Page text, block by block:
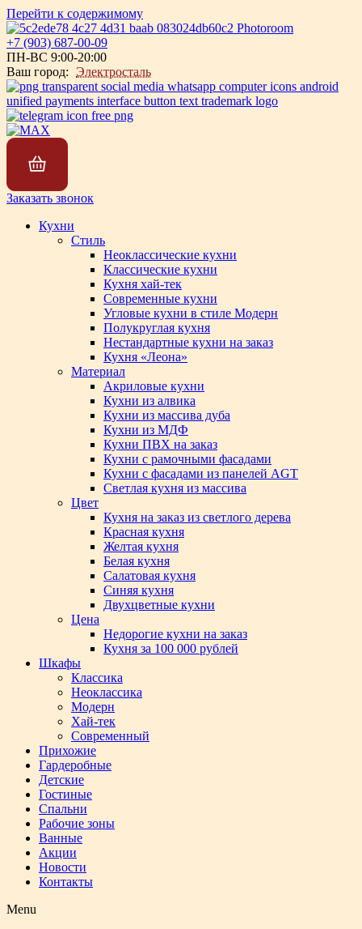
Перейти к содержимому
+7 (903) 687-00-09
ПН-ВС 9:00-20:00
Ваш город:
Электросталь
Заказать звонок
Кухни
Стиль
Неоклассические кухни
Классические кухни
Кухня хай-тек
Современные кухни
Угловые кухни в стиле Модерн
Полукруглая кухня
Нестандартные кухни на заказ
Кухня «Леона»
Материал
Акриловые кухни
Кухни из алвика
Кухни из массива дуба
Кухни из МДФ
Кухни ПВХ на заказ
Кухни с рамочными фасадами
Кухни с фасадами из панелей AGT
Светлая кухня из массива
Цвет
Кухня на заказ из светлого дерева
Красная кухня
Желтая кухня
Белая кухня
Салатовая кухня
Синяя кухня
Двухцветные кухни
Цена
Недорогие кухни на заказ
Кухня за 100 000 рублей
Шкафы
Классика
Неоклассика
Модерн
Хай-тек
Современный
Прихожие
Гардеробные
Детские
Гостиные
Спальни
Рабочие зоны
Ванные
Акции
Новости
Контакты
Menu